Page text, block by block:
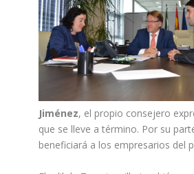
Jiménez, el propio consejero
que se lleve a término. Por su
beneficiará a los empresarios del